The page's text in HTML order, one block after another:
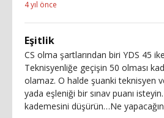
4 yıl önce
Eşitlik
CS olma şartlarından biri YDS 45
Teknisyenliğe geçişin 50 olması
olamaz. O halde şuanki teknisyen
yada eşleniği bir sınav puanı
kademesini düşürün…Ne